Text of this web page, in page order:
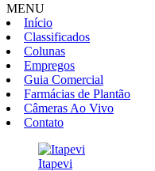
MENU
Início
Classificados
Colunas
Empregos
Guia Comercial
Farmácias de Plantão
Câmeras Ao Vivo
Contato
Itapevi